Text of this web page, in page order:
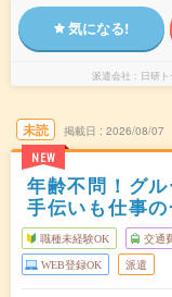
気になる!
派遣会社 日研
未読
NEW
掲載日 2026/08/07
年齢不問！グ
手伝いも仕事
職種未経験OK 交通
WEB登録OK 派遣